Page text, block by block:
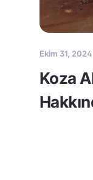
Ekim 31, 2024
Koza